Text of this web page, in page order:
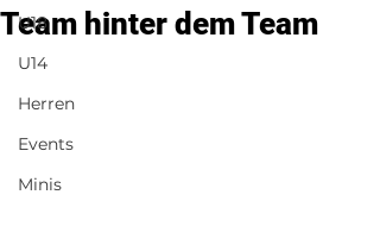
U18
U14
Herren
Events
Minis
Team hinter dem Team